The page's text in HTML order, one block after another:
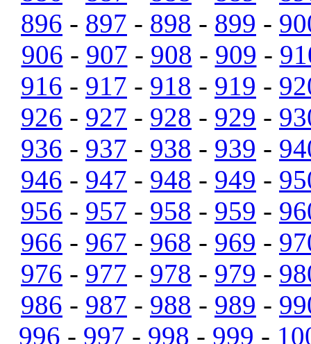
896 - 897 - 898 - 899 -
906 - 907 - 908 - 909 -
916 - 917 - 918 - 919 -
926 - 927 - 928 - 929 -
936 - 937 - 938 - 939 -
946 - 947 - 948 - 949 -
956 - 957 - 958 - 959 -
966 - 967 - 968 - 969 -
976 - 977 - 978 - 979 -
986 - 987 - 988 - 989 -
996 - 997 - 998 - 999 -